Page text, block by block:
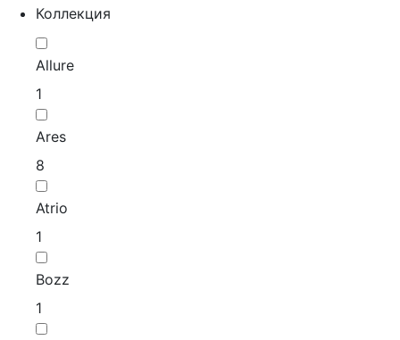
Коллекция
Allure
1
Ares
8
Atrio
1
Bozz
1